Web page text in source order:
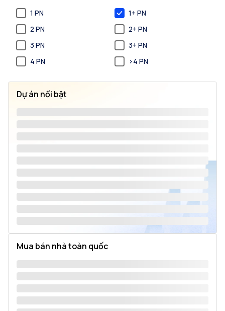
1 PN
1+ PN
2 PN
2+ PN
3 PN
3+ PN
4 PN
>4 PN
Dự án nổi bật
Mua bán nhà toàn quốc